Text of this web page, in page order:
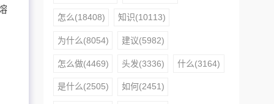
怎么(18408) 知识(10113)
为什么(8054) 建议(5982)
怎么做(4469) 头发(3336) 什么(3164)
是什么(2505) 如何(2451)